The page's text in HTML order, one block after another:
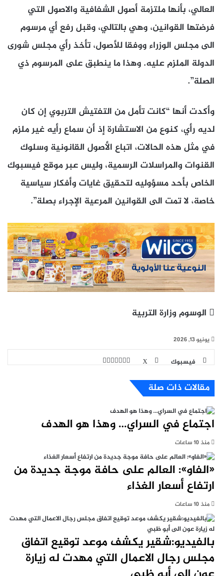
العالي، بأنها ملتزمة أصول الشفافية والاصول التي
فرضتها القوانين، وهي بالتالي، وقبل رفع أي مرسوم
الى مجلس الوزراء ووفقا للأصول، تأخذ رأي مجلس شورى
الدولة الملزم عليه. وهذا ما ينطبق على المرسوم ذي
الصلة”.
وأكدت أنها “كانت تأمل من التفتيش التربوي إن كان
لديه رأي، كنوع من الاستشارة إذ أن سماع رأيه غير ملزم
في مثل هذه الحالات، اتباع الأصول القانونية وسلوك
القنوات والمراسلات الرسمية، وليس عبر موقع فيسبوك
الخاص بأحد مسؤوليه لتحقيق غايات وأفكار سياسية
خاصة، لا تمت الى القوانين المرعية الإجراء بصلة”.
الوسوم وزارة التربية
يونيو 13, 2026
فيسبوك X
مقالات ذات صلة
اجتماع في السراي… وهذا هو الهدف
منذ 10 ساعات
«الفاو»: العالم على حافة موجة جديدة من
ارتفاع أسعار الغذاء
منذ 10 ساعات
بالفيديو:شقير يكشف موعد توقيع اتفاق
مجلس رجال الاعمال التي مهدت له زيارة